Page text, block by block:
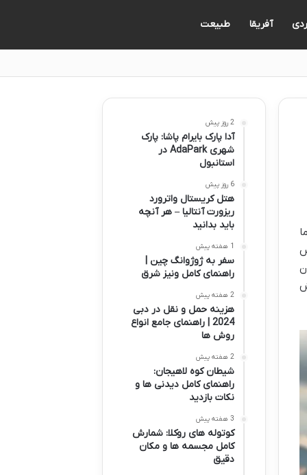
آفریقا طبیعت
2 روز پیش
آدا پارک بایرام پاشا: پارک
شهری AdaPark در
استانبول
6 روز پیش
هتل کریستال واترورد
ریزورت آنتالیا – هر آنچه
باید بدانید
1 هفته پیش
سفر به ژوژوانگ چین |
راهنمای کامل ونیز شرق
2 هفته پیش
هزینه حمل و نقل در دبی
2024 | راهنمای جامع انواع
روش ها
2 هفته پیش
شیطان کوه لاهیجان:
راهنمای کامل دیدنی ها و
نکات بازدید
3 هفته پیش
کوتوله های روکلا: شمارش
کامل مجسمه ها و مکان
دقیق